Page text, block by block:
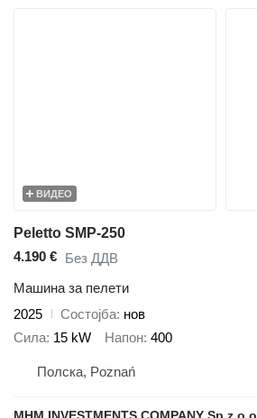
ВИДЕО
Peletto SMP-250
4.190 € Без ДДВ
Машина за пелети
2025
Состојба нов
Сила 15 kW Напон 400
Полска, Poznań
MHM INVESTMENTS COMPANY Sp.z o.o.